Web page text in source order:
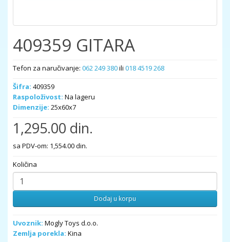
409359 GITARA
Tefon za naručivanje: 062 249 380ili 018 4519 268
Šifra: 409359
Raspoloživost: Na lageru
Dimenzije: 25x60x7
1,295.00 din.
sa PDV-om: 1,554.00 din.
Količina
Dodaj u korpu
Uvoznik: Mogly Toys d.o.o.
Zemlja porekla: Kina